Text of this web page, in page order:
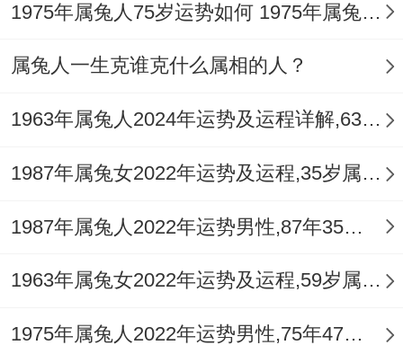
1975年属兔人75岁运势如何 1975年属兔人2022年运势分析
属兔人一生克谁克什么属相的人？
1963年属兔人2024年运势及运程详解,63年出生61岁肖兔人在2024全年每月运势完整版
1987年属兔女2022年运势及运程,35岁属兔人2022全年每月运势女性如何
1987年属兔人2022年运势男性,87年35岁属兔男2022年每月运程怎么样
1963年属兔女2022年运势及运程,59岁属兔人2022全年每月运势女性如何
1975年属兔人2022年运势男性,75年47岁属兔男2022年每月运程怎么样